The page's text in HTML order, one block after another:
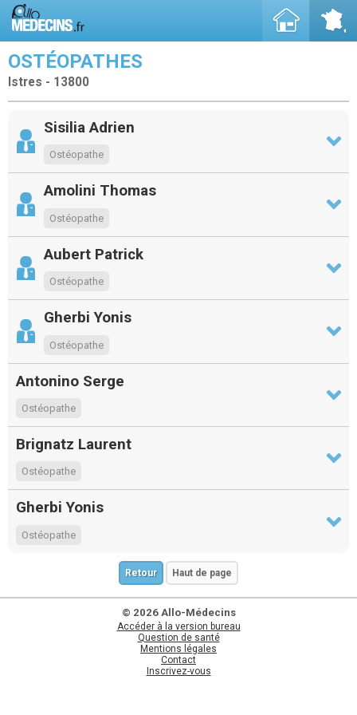
OSTÉOPATHES
Istres - 13800
Sisilia Adrien
Ostéopathe
Amolini Thomas
Ostéopathe
Aubert Patrick
Ostéopathe
Gherbi Yonis
Ostéopathe
Antonino Serge
Ostéopathe
Brignatz Laurent
Ostéopathe
Gherbi Yonis
Ostéopathe
Retour Haut de page
© 2026 Allo-Médecins
Accéder à la version bureau
Question de santé
Mentions légales
Contact
Inscrivez-vous